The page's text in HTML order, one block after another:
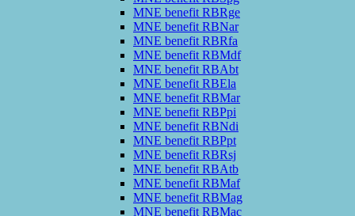
MNE benefit RBRge
MNE benefit RBNar
MNE benefit RBRfa
MNE benefit RBMdf
MNE benefit RBAbt
MNE benefit RBEla
MNE benefit RBMar
MNE benefit RBPpi
MNE benefit RBNdi
MNE benefit RBPpt
MNE benefit RBRsj
MNE benefit RBAtb
MNE benefit RBMaf
MNE benefit RBMag
MNE benefit RBMac